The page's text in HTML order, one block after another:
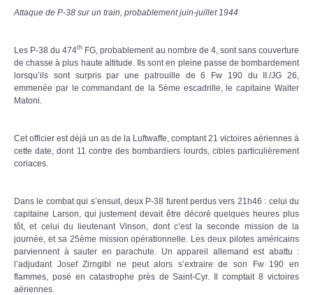
Attaque de P-38 sur un train, probablement juin-juillet 1944
Les P-38 du 474th FG, probablement au nombre de 4, sont sans couverture
de chasse à plus haute altitude. Ils sont en pleine passe de bombardement
lorsqu’ils sont surpris par une patrouille de 6 Fw 190 du II./JG 26,
emmenée par le commandant de la 5ème escadrille, le capitaine Walter
Matoni.
Cet officier est déjà un as de la Luftwaffe, comptant 21 victoires aériennes à
cette date, dont 11 contre des bombardiers lourds, cibles particulièrement
coriaces.
Dans le combat qui s’ensuit, deux P-38 furent perdus vers 21h46 : celui du
capitaine Larson, qui justement devait être décoré quelques heures plus
tôt, et celui du lieutenant Vinson, dont c’est la seconde mission de la
journée, et sa 25ème mission opérationnelle. Les deux pilotes américains
parviennent à sauter en parachute. Un appareil allemand est abattu :
l’adjudant Josef Zirngibl ne peut alors s’extraire de son Fw 190 en
flammes, posé en catastrophe près de Saint-Cyr. Il comptait 8 victoires
aériennes.